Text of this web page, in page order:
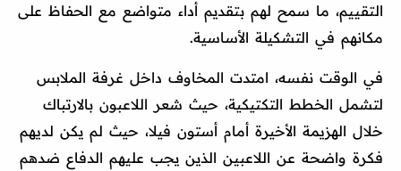
التقييم، ما سمح لهم بتقديم أداء متواضع مع الحفاظ على
مكانهم في التشكيلة الأساسية.
في الوقت نفسه، امتدت المخاوف داخل غرفة الملابس
لتشمل الخطط التكتيكية، حيث شعر اللاعبون بالارتباك
خلال الهزيمة الأخيرة أمام أستون فيلا، حيث لم يكن لديهم
فكرة واضحة عن اللاعبين الذين يجب عليهم الدفاع ضدهم